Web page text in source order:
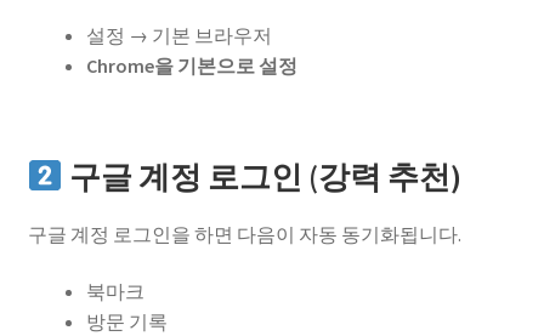
설정 → 기본 브라우저
Chrome을 기본으로 설정
구글 계정 로그인 (강력 추천)
구글 계정 로그인을 하면 다음이 자동 동기화됩니다.
북마크
방문 기록